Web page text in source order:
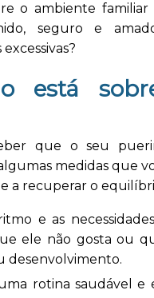
o ambiente
seguro e
está
que o seu
medidas que
a recuperar o
e as
ele não gosta ou
desenvolvimento.
rotina saudável